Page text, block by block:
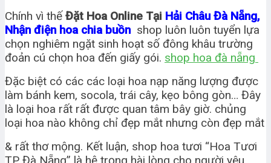
Chính vì thếĐặt Hoa Online Tại Hải Châu Đà Nẵng,
Nhận điện hoa chia buồn shop luôn luôn tuyển lựa
chọn nghiêm ngặt sinh hoạt số đông khâu trường
đoản cú chọn hoa đến giấy gói. shop hoa đà nẵng
Đặc biệt có các các loại hoa nạp năng lượng được
làm bánh kem, socola, trái cây, kẹo bông gòn… Đây
là loại hoa rất rất được quan tâm bây giờ. chủng
loại hoa nào không chỉ đẹp mắt nhưng còn đẹp mắt
& rất thơ mộng. Kết luận, shop hoa tươi “Hoa Tươi